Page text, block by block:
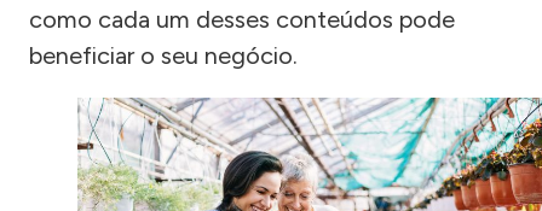
como cada um desses conteúdos pode
beneficiar o seu negócio.